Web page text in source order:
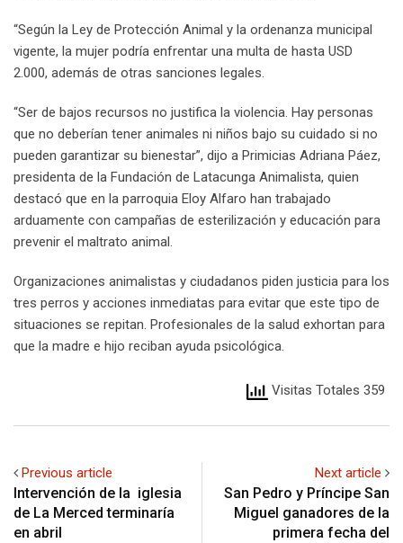
“Según la Ley de Protección Animal y la ordenanza municipal
vigente, la mujer podría enfrentar una multa de hasta USD
2.000, además de otras sanciones legales.
“Ser de bajos recursos no justifica la violencia. Hay personas
que no deberían tener animales ni niños bajo su cuidado si no
pueden garantizar su bienestar”, dijo a Primicias Adriana Páez,
presidenta de la Fundación de Latacunga Animalista, quien
destacó que en la parroquia Eloy Alfaro han trabajado
arduamente con campañas de esterilización y educación para
prevenir el maltrato animal.
Organizaciones animalistas y ciudadanos piden justicia para los
tres perros y acciones inmediatas para evitar que este tipo de
situaciones se repitan. Profesionales de la salud exhortan para
que la madre e hijo reciban ayuda psicológica.
Visitas Totales 359
Previous article
Intervención de la iglesia
de La Merced terminaría
en abril
Next article
San Pedro y Príncipe San
Miguel ganadores de la
primera fecha del